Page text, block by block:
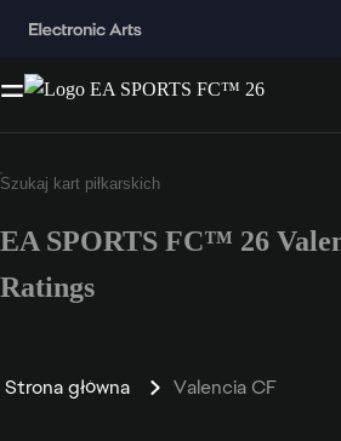
EA SPORTS FC™ 26
Ratings
Strona główna Valencia CF